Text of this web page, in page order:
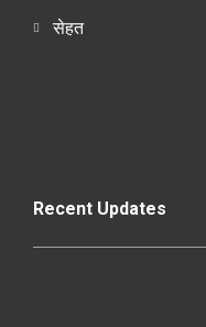
सेहत
Recent Updates